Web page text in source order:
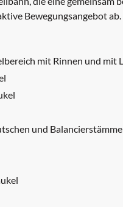
Bewegungsangebot ab.
mit Rinnen und mit
und